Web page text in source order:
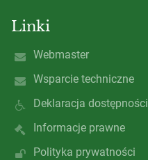
Linki
Webmaster
Wsparcie techniczne
Deklaracja dostępności
Informacje prawne
Polityka prywatności